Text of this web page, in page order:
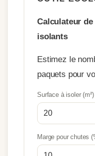
Calculateur
isolants
Estimez le
paquets pour
Surface à isoler (m²)
Marge pour chutes